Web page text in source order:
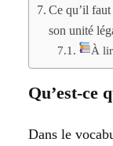
Ce qu’il
son unité
À
Qu’est-ce
Dans le